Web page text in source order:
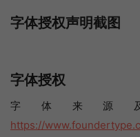
字体授权声明截图
字体授权
字体来源
https://